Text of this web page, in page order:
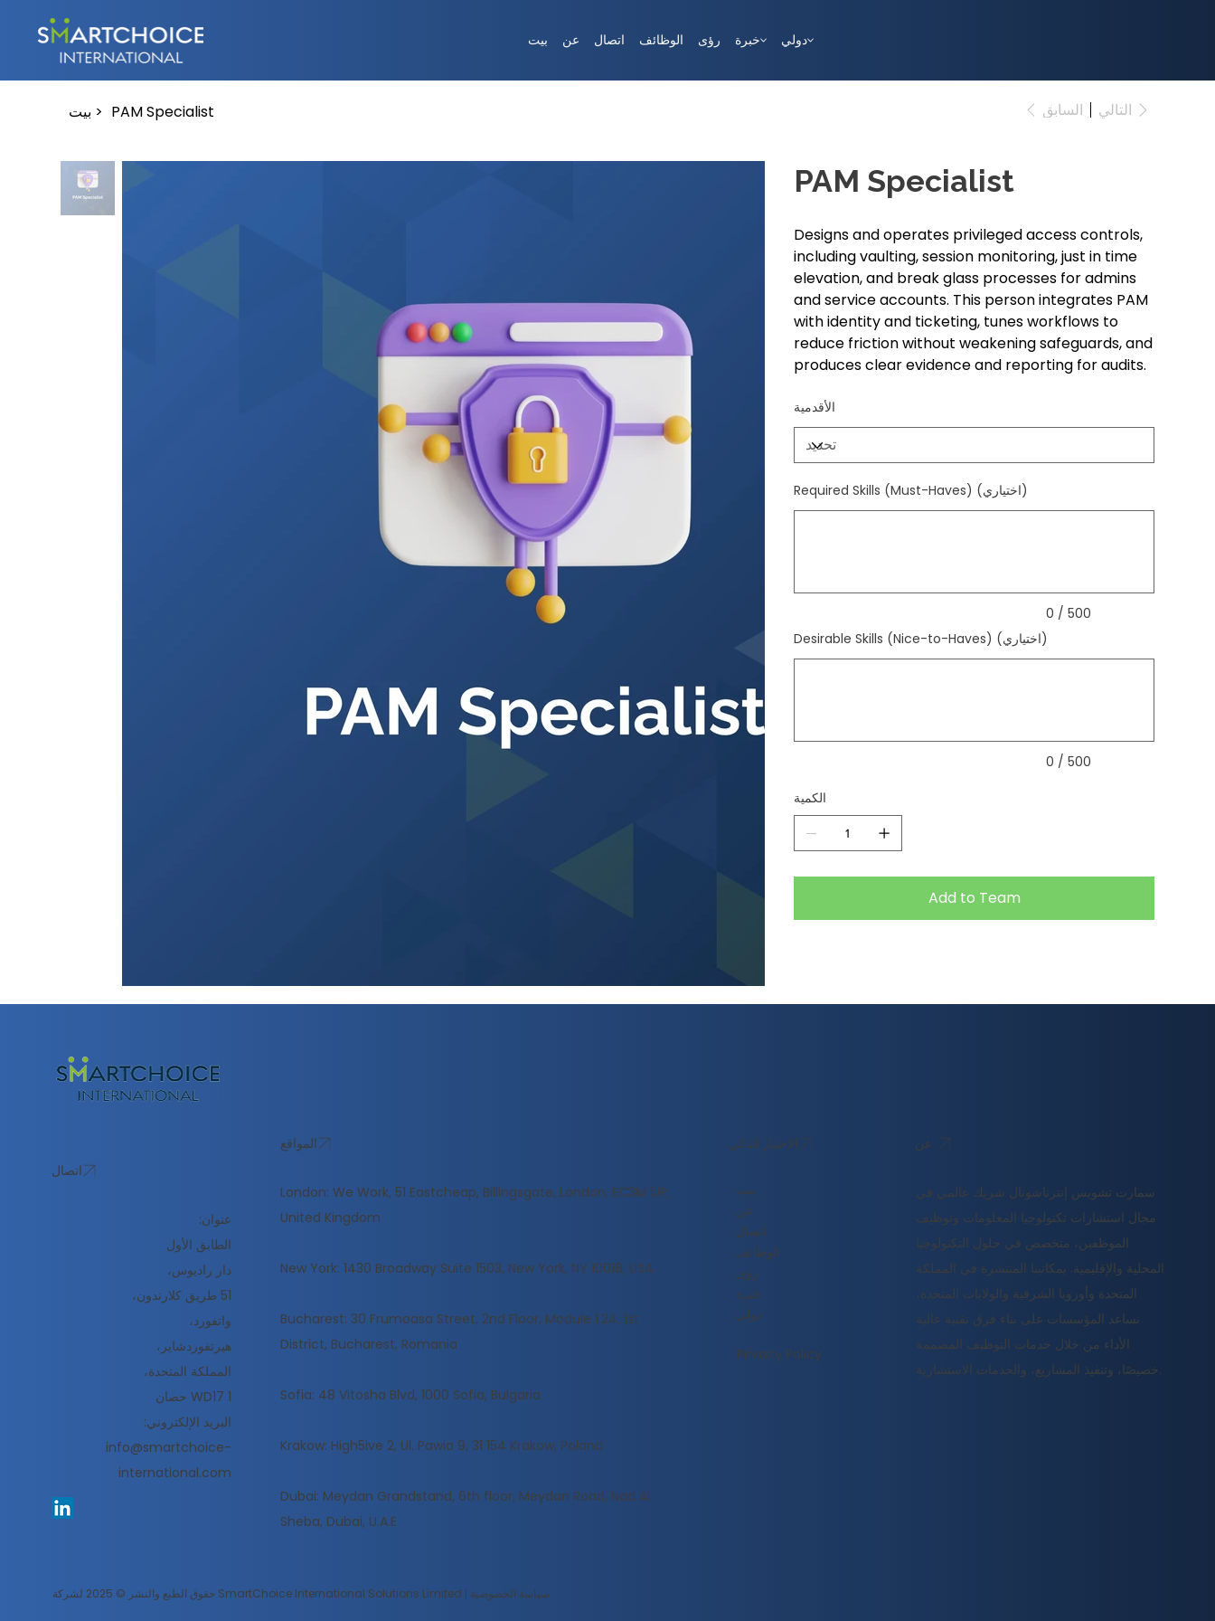
بيت عن اتصال الوظائف رؤى خبرة دولي
بيت > PAM Specialist السابق التالي
PAM Specialist
Designs and operates privileged access controls,
including vaulting, session monitoring, just in time
elevation, and break glass processes for admins
and service accounts. This person integrates PAM
with identity and ticketing, tunes workflows to
reduce friction without weakening safeguards, and
produces clear evidence and reporting for audits.
الأقدمية
Required Skills (Must-Haves) (اختياري)
0 / 500
Desirable Skills (Nice-to-Haves) (اختياري)
0 / 500
الكمية
Add to Team
اتصال
عنوان:
الطابق الأول
دار راديوس،
51 طريق كلارندون،
واتفورد،
هيرتفوردشاير،
المملكة المتحدة،
WD17 1 حصان
البريد الإلكتروني:
info@smartchoice-
international.com
المواقع
London: We Work, 51 Eastcheap, Billingsgate, London, EC3M 1JP,
United Kingdom
New York: 1430 Broadway Suite 1503, New York, NY 10018, USA
Bucharest: 30 Frumoasa Street, 2nd Floor, Module 1.24, 1st
District, Bucharest, Romania
Sofia: 48 Vitosha Blvd, 1000 Sofia, Bulgaria
Krakow: High5ive 2, Ul. Pawia 9, 31 154 Krakow, Poland
Dubai: Meydan Grandstand, 6th floor, Meydan Road, Nad Al
Sheba, Dubai, U.A.E
الاختيار الذكي
بيت
عن
اتصال
الوظائف
رؤى
خبرة
دولي
Privacy Policy
عن
سمارت تشويس إنترناشونال شريك عالمي في
مجال استشارات تكنولوجيا المعلومات وتوظيف
الموظفين، متخصص في حلول التكنولوجيا
المحلية والإقليمية. بمكاتبنا المنتشرة في المملكة
المتحدة وأوروبا الشرقية والولايات المتحدة،
نساعد المؤسسات على بناء فرق تقنية عالية
الأداء من خلال خدمات التوظيف المصممة
خصيصًا، وتنفيذ المشاريع، والخدمات الاستشارية.
حقوق الطبع والنشر © 2025 لشركة SmartChoice International Solutions Limited | سياسة الخصوصية